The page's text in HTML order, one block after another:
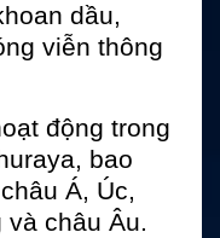
dầu,
viễn thông
động trong
bao
Á, Úc,
châu Âu.